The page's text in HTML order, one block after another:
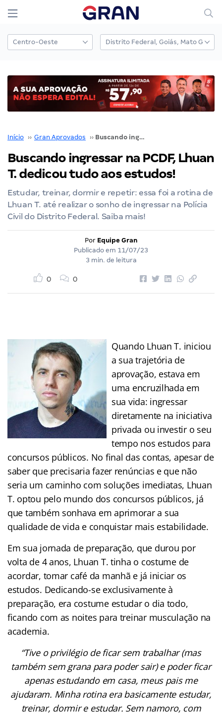
Início ›› Gran Aprovados ›› Buscando ingressar na PCDF, Lhuan T. dedicou tudo aos estudos!
Buscando ingressar na PCDF, Lhuan
T. dedicou tudo aos estudos!
Estudar, treinar, dormir e repetir: essa foi a rotina de
Lhuan T. até realizar o sonho de ingressar na Polícia
Civil do Distrito Federal. Saiba mais!
Por Equipe Gran
Publicado em 11/07/23
3 min. de leitura
0 0
Quando Lhuan T. iniciou
a sua trajetória de
aprovação, estava em
uma encruzilhada em
sua vida: ingressar
diretamente na iniciativa
privada ou investir o seu
tempo nos estudos para
concursos públicos. No final das contas, apesar de
saber que precisaria fazer renúncias e que não
seria um caminho com soluções imediatas, Lhuan
T. optou pelo mundo dos concursos públicos, já
que também sonhava em aprimorar a sua
qualidade de vida e conquistar mais estabilidade.
Em sua jornada de preparação, que durou por
volta de 4 anos, Lhuan T. tinha o costume de
acordar, tomar café da manhã e já iniciar os
estudos. Dedicando-se exclusivamente à
preparação, era costume estudar o dia todo,
ficando com as noites para treinar musculação na
academia.
“Tive o privilégio de ficar sem trabalhar (mas
também sem grana para poder sair) e poder ficar
apenas estudando em casa, meus pais me
ajudaram. Minha rotina era basicamente estudar,
treinar, dormir e estudar. Sem namoro, com